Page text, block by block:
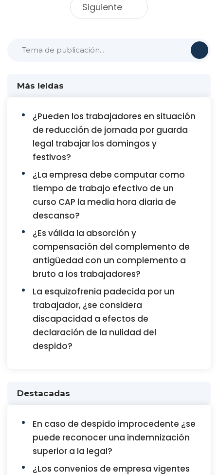
Siguiente
Más leídas
¿Pueden los trabajadores en situación
de reducción de jornada por guarda
legal trabajar los domingos y
festivos?
¿La empresa debe computar como
tiempo de trabajo efectivo de un
curso CAP la media hora diaria de
descanso?
¿Es válida la absorción y
compensación del complemento de
antigüedad con un complemento a
bruto a los trabajadores?
La esquizofrenia padecida por un
trabajador, ¿se considera
discapacidad a efectos de
declaración de la nulidad del
despido?
Destacadas
En caso de despido improcedente ¿se
puede reconocer una indemnización
superior a la legal?
¿Los convenios de empresa vigentes